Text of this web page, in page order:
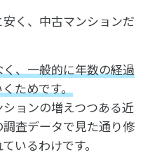
く、中古マンションだ
、一般的に年数の経過
ためです。
ョンの増えつつある近
査データで見た通り修
いるわけです。